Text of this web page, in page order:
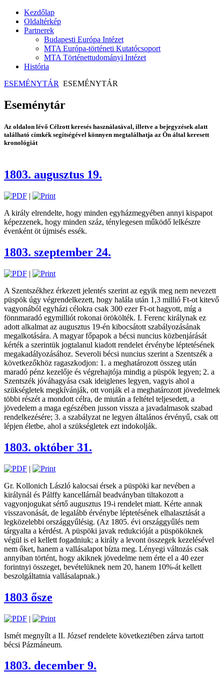
Kezdőlap
Oldaltérkép
Partnerek
Budapesti Európa Intézet
MTA Európa-történeti Kutatócsoport
MTA Történettudományi Intézet
História
ESEMÉNYTÁR ESEMÉNYTÁR
Eseménytár
Az oldalon lévő Célzott keresés használatával, illetve a bejegyzések alatt
található címkék segítségével könnyen megtalálhatja az Ön által keresett
kronológiát
1803. augusztus 19.
|
A király elrendelte, hogy minden egyházmegyében annyi kispapot
képezzenek, hogy minden száz, ténylegesen működő lelkészre
évenként öt újmisés essék.
1803. szeptember 24.
|
A Szentszékhez érkezett jelentés szerint az egyik meg nem nevezett
püspök úgy végrendelkezett, hogy halála után 1,3 millió Ft-ot kitevő
vagyonából egyházi célokra csak 300 ezer Ft-ot hagyott, míg a
fönnmaradó egymilliót rokonai örökölték. I. Ferenc királynak ez
adott alkalmat az augusztus 19-én kibocsátott szabályozásának
megalkotására. A magyar főpapok a bécsi nuncius közbenjárását
kérték a szerintük jogtalanul kiadott rendelet érvénybe léptetésének
megakadályozásához. Severoli bécsi nuncius szerint a Szentszék a
következőkhöz ragaszkodjon: 1. a meghatározott összeg után
maradó pénz kezelője és végrehajtója mindig a püspök legyen; 2. a
Szentszék jóváhagyása csak ideiglenes legyen, vagyis ahol a
szükségletek megkívánják, ott vonják el a meghatározott jövedelmek
többi részét a mondott célra, de miután a feltétel teljesedett, a
jövedelem a maga egészében jusson vissza a javadalmasok szabad
rendelkezésére; 3. a szabályzat ne legyen általános érvényű, csak ott
lépjen életbe, ahol a szükségletek ezt indokolják.
1803. október 31.
|
Gr. Kollonich László kalocsai érsek a püspöki kar nevében a
királynál és Pálffy kancellárnál beadványban tiltakozott a
vagyonjogukat sértő augusztus 19-i rendelet miatt. Kérte annak
visszavonását, de legalább érvénybe léptetésének elhalasztását a
legközelebbi országgyűlésig. (Az 1805. évi országgyűlés nem
tárgyalta a kérdést. A püspöki javak redukcióját a püspököknek
végül is el kellett fogadniuk; a király a levont összegek kezelésével
nem őket, hanem a vallásalapot bízta meg. Lényegi változás csak
annyiban történt, hogy akiknek jövedelme nem érte el a 40 ezer
forintnyi összeget, bevételüknek nem 20, hanem 10%-át kellett
beszolgáltatnia vallásalapnak.)
1803 ősze
|
Ismét megnyílt a II. József rendelete következtében zárva tartott
bécsi Pázmáneum.
1803. december 9.